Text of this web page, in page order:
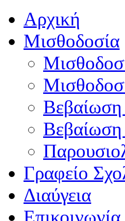
Αρχική
Μισθοδοσία
Βεβαίωση
Γραφείο
Διαύγεια